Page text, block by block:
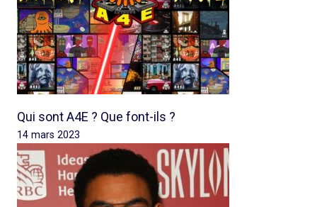
Qui sont A4E ? Que font-ils ?
14 mars 2023